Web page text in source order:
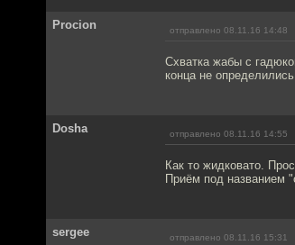
Procion отправлено 08.11.16 14:48
Схватка жабы с
конца не
Dosha отправлено 08.11.16 14:55
Как то жидковато.
Приём под названием
sergee отправлено 08.11.16 15:31